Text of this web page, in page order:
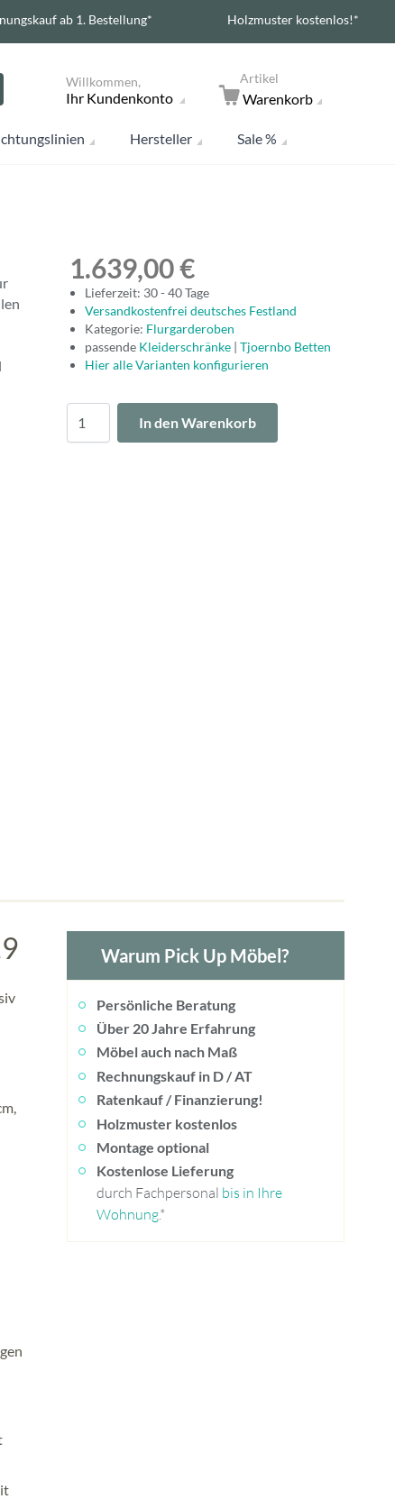
ab 1. Bestellung* Holzmuster kostenlos!*
Willkommen,
Ihr Kundenkonto
Artikel
Warenkorb
Hersteller Sale %
1.639,00 €
Lieferzeit: 30 - 40 Tage
Versandkostenfrei deutsches Festland
Kategorie: Flurgarderoben
passende Kleiderschränke | Tjoernbo Betten
Hier alle Varianten konfigurieren
In den Warenkorb
Warum Pick Up Möbel?
Persönliche Beratung
Über 20 Jahre Erfahrung
Möbel auch nach Maß
Rechnungskauf in D / AT
Ratenkauf / Finanzierung!
Holzmuster kostenlos
Montage optional
Kostenlose Lieferung
durch Fachpersonal bis in Ihre
Wohnung.*